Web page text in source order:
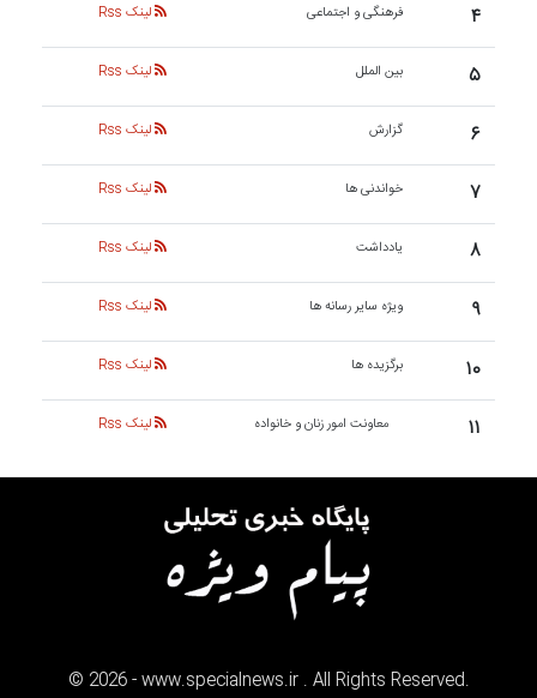
۴ فرهنگی و اجتماعی لینک Rss
۵ بین الملل لینک Rss
۶ گزارش لینک Rss
۷ خواندنی ها لینک Rss
۸ یادداشت لینک Rss
۹ ویژه سایر رسانه ها لینک Rss
۱۰ برگزیده ها لینک Rss
۱۱ معاونت امور زنان و خانواده لینک Rss
© 2026- www.specialnews.ir . All Rights Reserved.